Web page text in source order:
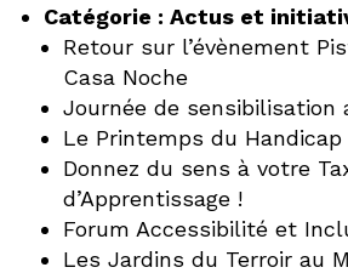
Catégorie : Actus et
Retour sur l’évènement
Casa Noche
Journée de sensibilisation
Le Printemps du Handicap
Donnez du sens à votre
d’Apprentissage !
Forum Accessibilité et
Les Jardins du Terroir au